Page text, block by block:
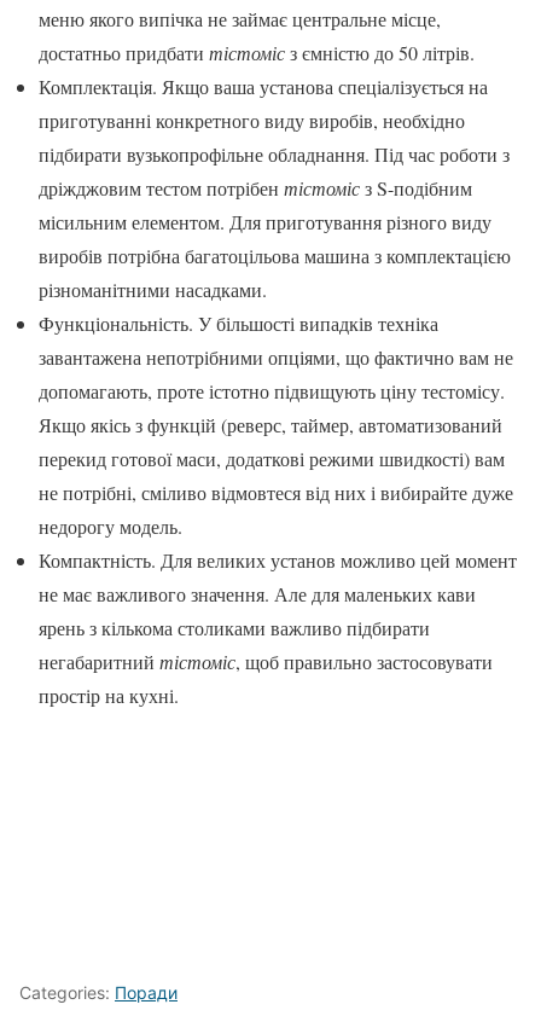
меню якого випічка не займає центральне місце,
достатньо придбати тістомісз ємністю до 50 літрів.
Комплектація. Якщо ваша установа спеціалізується на
приготуванні конкретного виду виробів, необхідно
підбирати вузькопрофільне обладнання. Під час роботи з
дріжджовим тестом потрібен тістомісз S-подібним
місильним елементом. Для приготування різного виду
виробів потрібна багатоцільова машина з комплектацією
різноманітними насадками.
Функціональність. У більшості випадків техніка
завантажена непотрібними опціями, що фактично вам не
допомагають, проте істотно підвищують ціну тестомісу.
Якщо якісь з функцій (реверс, таймер, автоматизований
перекид готової маси, додаткові режими швидкості) вам
не потрібні, сміливо відмовтеся від них і вибирайте дуже
недорогу модель.
Компактність. Для великих установ можливо цей момент
не має важливого значення. Але для маленьких кави
ярень з кількома столиками важливо підбирати
негабаритний тістоміс, щоб правильно застосовувати
простір на кухні.
Categories: Поради